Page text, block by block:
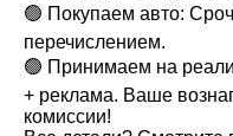
🟢 Покупаем авто:
перечислением.
🟢 Принимаем на
+ реклама. Ваше
комиссии!